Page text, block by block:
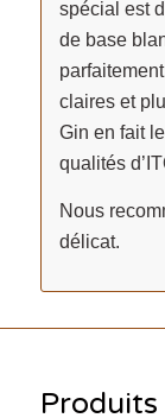
spécial est
de base
claires et
Gin en fait
qualités
Nous
délicat.